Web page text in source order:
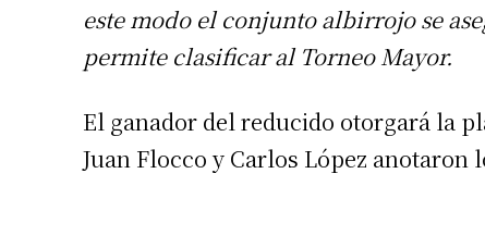
este modo el conjunto albirrojo se
permite clasificar al Torneo Mayor.
El ganador del reducido otorgará la
Juan Flocco y Carlos López anotaron